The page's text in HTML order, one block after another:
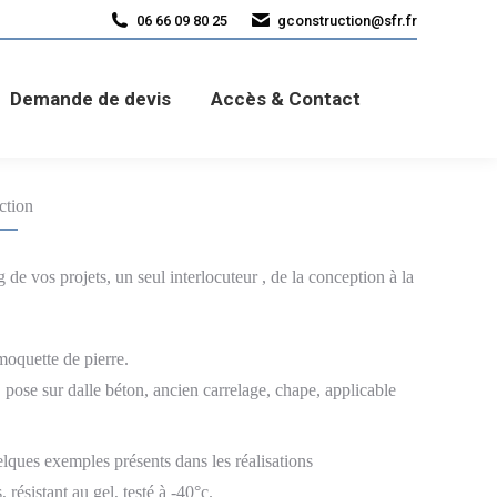
06 66 09 80 25 gconstruction@sfr.fr
Demande de devis Accès & Contact
vos projets, un seul interlocuteur , de la conception à la
de pierre.
sur dalle béton, ancien carrelage, chape, applicable
exemples présents dans les réalisations
au gel, testé à -40°c.
Accès & Contact